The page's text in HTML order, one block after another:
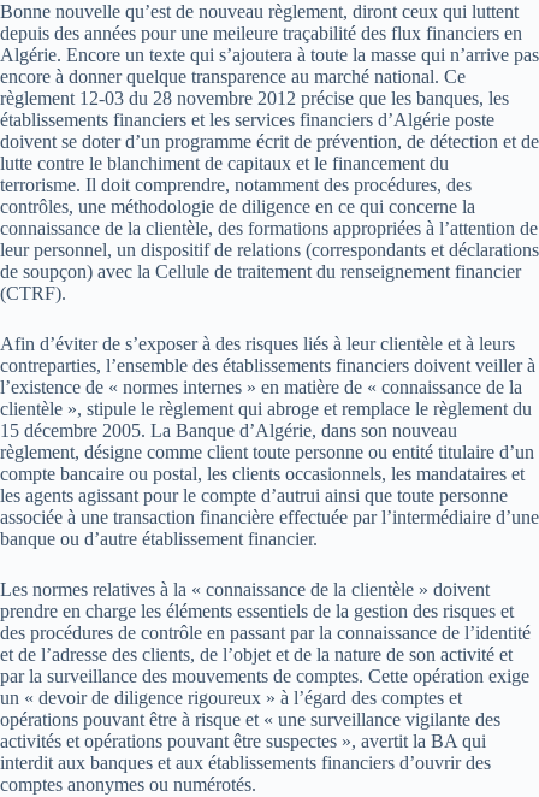
Bonne nouvelle qu’est de nouveau règlement, diront ceux qui luttent
depuis des années pour une meileure traçabilité des flux financiers en
Algérie. Encore un texte qui s’ajoutera à toute la masse qui n’arrive pas
encore à donner quelque transparence au marché national. Ce
règlement 12-03 du 28 novembre 2012 précise que les banques, les
établissements financiers et les services financiers d’Algérie poste
doivent se doter d’un programme écrit de prévention, de détection et de
lutte contre le blanchiment de capitaux et le financement du
terrorisme. Il doit comprendre, notamment des procédures, des
contrôles, une méthodologie de diligence en ce qui concerne la
connaissance de la clientèle, des formations appropriées à l’attention de
leur personnel, un dispositif de relations (correspondants et déclarations
de soupçon) avec la Cellule de traitement du renseignement financier
(CTRF).
Afin d’éviter de s’exposer à des risques liés à leur clientèle et à leurs
contreparties, l’ensemble des établissements financiers doivent veiller à
l’existence de « normes internes » en matière de « connaissance de la
clientèle », stipule le règlement qui abroge et remplace le règlement du
15 décembre 2005. La Banque d’Algérie, dans son nouveau
règlement, désigne comme client toute personne ou entité titulaire d’un
compte bancaire ou postal, les clients occasionnels, les mandataires et
les agents agissant pour le compte d’autrui ainsi que toute personne
associée à une transaction financière effectuée par l’intermédiaire d’une
banque ou d’autre établissement financier.
Les normes relatives à la « connaissance de la clientèle » doivent
prendre en charge les éléments essentiels de la gestion des risques et
des procédures de contrôle en passant par la connaissance de l’identité
et de l’adresse des clients, de l’objet et de la nature de son activité et
par la surveillance des mouvements de comptes. Cette opération exige
un « devoir de diligence rigoureux » à l’égard des comptes et
opérations pouvant être à risque et « une surveillance vigilante des
activités et opérations pouvant être suspectes », avertit la BA qui
interdit aux banques et aux établissements financiers d’ouvrir des
comptes anonymes ou numérotés.